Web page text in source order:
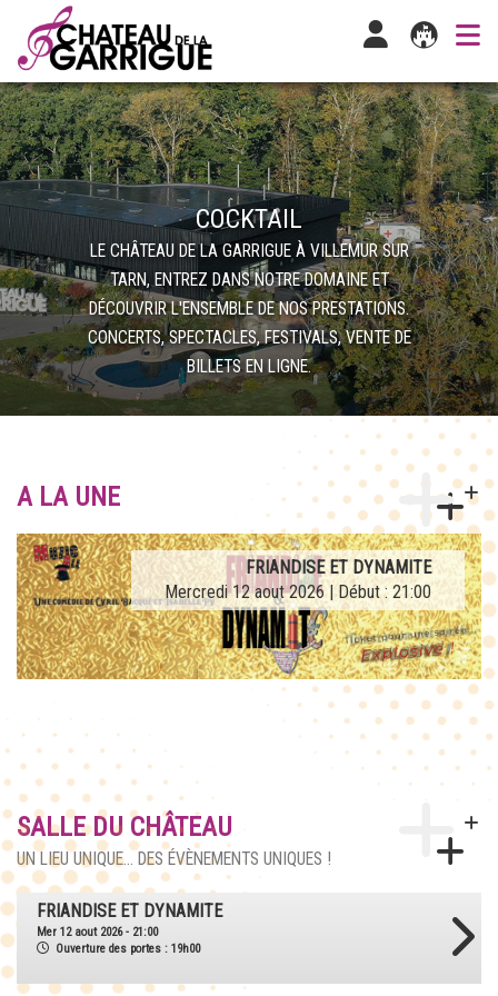
COCKTAIL
LE CHÂTEAU DE LA GARRIGUE À VILLEMUR SUR
TARN, ENTREZ DANS NOTRE DOMAINE ET
DÉCOUVRIR L'ENSEMBLE DE NOS PRESTATIONS.
CONCERTS, SPECTACLES, FESTIVALS, VENTE DE
BILLETS EN LIGNE.
A LA UNE
FRIANDISE ET DYNAMITE
Mercredi 12 aout 2026 | Début : 21:00
SALLE DU CHÂTEAU
UN LIEU UNIQUE... DES ÉVÈNEMENTS UNIQUES !
FRIANDISE ET DYNAMITE
Mer 12 aout 2026 - 21:00
Ouverture des portes : 19h00